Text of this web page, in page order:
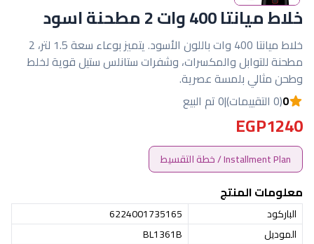
خلاط ميانتا 400 وات 2 مطحنة اسود
خلاط ميانتا 400 وات باللون الأسود. يتميز بوعاء سعة 1.5 لتر، 2
مطحنة للتوابل والمكسرات، وشفرات ستانلس ستيل قوية لخلط
وطحن مثالي بلمسة عصرية.
0(0 التقييمات) |0 تم البيع
EGP1240
Installment Plan / خطة التقسيط
معلومات المنتج
الباركود
6224001735165
الموديل
BL1361B